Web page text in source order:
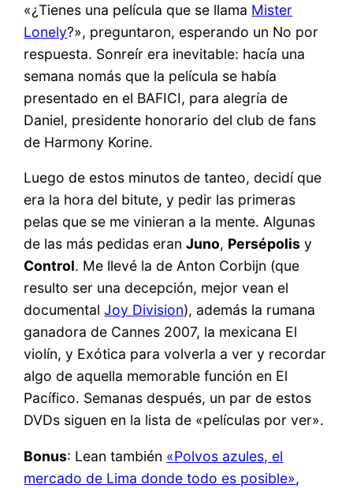
«¿Tienes una película que se llama Mister
Lonely?», preguntaron, esperando un No por
respuesta. Sonreír era inevitable: hacía una
semana nomás que la película se había
presentado en el BAFICI, para alegría de
Daniel, presidente honorario del club de fans
de Harmony Korine.
Luego de estos minutos de tanteo, decidí que
era la hora del bitute, y pedir las primeras
pelas que se me vinieran a la mente. Algunas
de las más pedidas eranJuno, Persépolis y
Control. Me llevé la de Anton Corbijn (que
resulto ser una decepción, mejor vean el
documentalJoy Division), además la rumana
ganadora de Cannes 2007, la mexicana El
violín, y Exótica para volverla a ver y recordar
algo de aquella memorable función en El
Pacífico. Semanas después, un par de estos
DVDs siguen en la lista de «películas por ver».
Bonus: Lean también «Polvos azules, el
mercado de Lima donde todo es posible»,